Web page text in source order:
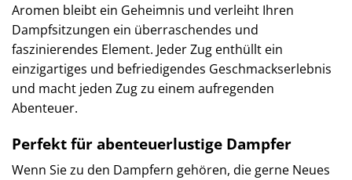
Aromen bleibt ein Geheimnis und verleiht Ihren
Dampfsitzungen ein überraschendes und
faszinierendes Element. Jeder Zug enthüllt ein
einzigartiges und befriedigendes Geschmackserlebnis
und macht jeden Zug zu einem aufregenden
Abenteuer.
Perfekt für abenteuerlustige Dampfer
Wenn Sie zu den Dampfern gehören, die gerne Neues